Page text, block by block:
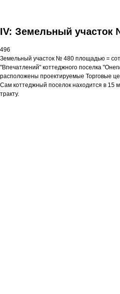
IV: Земельный участок
496
Земельный участок № 480 площадью =
"Впечатлений" коттеджного поселка
расположены проектируемые Торговые
Сам коттеджный поселок находится в 15
тракту.